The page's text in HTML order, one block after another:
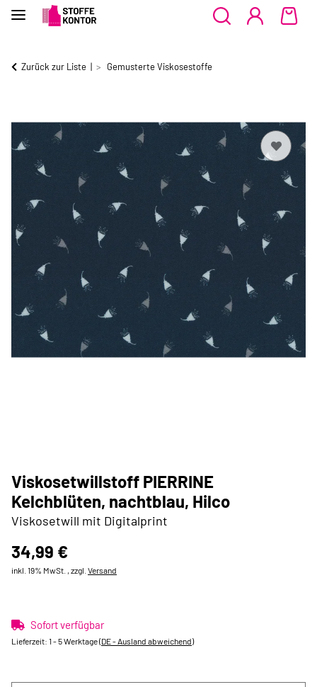
Zurück zur Liste Gemusterte Viskosestoffe
Viskosetwillstoff PIERRINE
Kelchblüten, nachtblau, Hilco
Viskosetwill mit Digitalprint
34,99 €
inkl. 19% MwSt. , zzgl. Versand
Sofort verfügbar
Lieferzeit: 1 - 5 Werktage(DE - Ausland abweichend)